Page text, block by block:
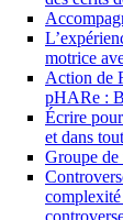
motrice
Action de
pHARe :
Écrire
et dans
Groupe
complexité